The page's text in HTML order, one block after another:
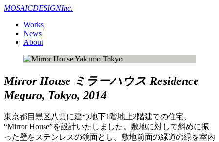
MOSAICDESIGNInc.
Works
News
About
Mirror House ミラーハウス Residence
Meguro, Tokyo, 2014
東京都目黒区八雲に建つ地下1階地上2階建ての住宅、
“Mirror House”を設計いたしました。敷地に対して斜めに振
った壁をステンレスの鏡面とし、敷地前面の緑道の緑を室内